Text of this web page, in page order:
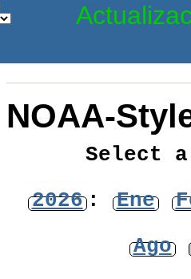
NOAA-
Select
2026: Ene
Ago